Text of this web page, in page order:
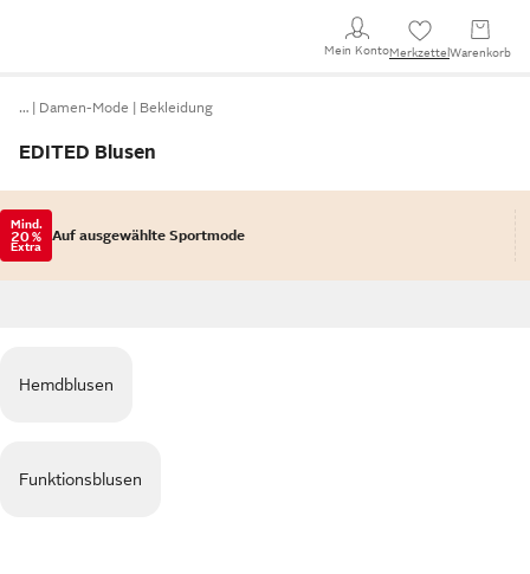
Mein KontoMerkzettel Warenkorb
… Damen-Mode Bekleidung
EDITED Blusen
Mind.
20 %
Extra
Auf ausgewählte Sportmode
Hemdblusen
Funktionsblusen